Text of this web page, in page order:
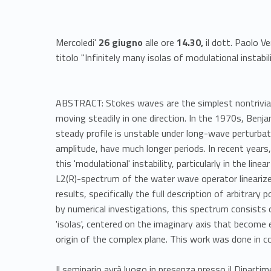
Mercoledi' 26 giugno alle ore 14.30,il dott. Paolo
titolo "Infinitely many isolas of modulational
ABSTRACT: Stokes waves are the simplest
moving steadily in one direction. In the 1970s,
steady profile is unstable under long-wave
amplitude, have much longer periods. In recent
this 'modulational' instability, particularly in the
L2(R)-spectrum of the water wave operator
results, specifically the full description of arbitrary
by numerical investigations, this spectrum
'isolas', centered on the imaginary axis that
origin of the complex plane. This work was done in